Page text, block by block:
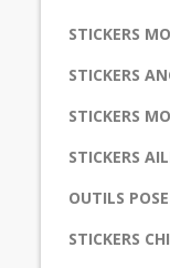
STICKERS
STICKERS
STICKERS
STICKERS
OUTILS
STICKERS